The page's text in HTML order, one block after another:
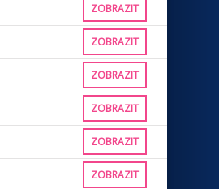
ZOBRAZIT
ZOBRAZIT
ZOBRAZIT
ZOBRAZIT
ZOBRAZIT
ZOBRAZIT